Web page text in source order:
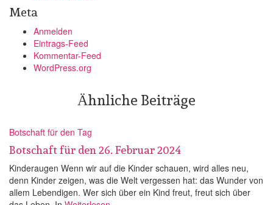
Meta
Anmelden
Eintrags-Feed
Kommentar-Feed
WordPress.org
Ähnliche Beiträge
Botschaft für den Tag
Botschaft für den 26. Februar 2024
Kinderaugen Wenn wir auf die Kinder schauen, wird alles neu,
denn Kinder zeigen, was die Welt vergessen hat: das Wunder von
allem Lebendigen. Wer sich über ein Kind freut, freut sich über